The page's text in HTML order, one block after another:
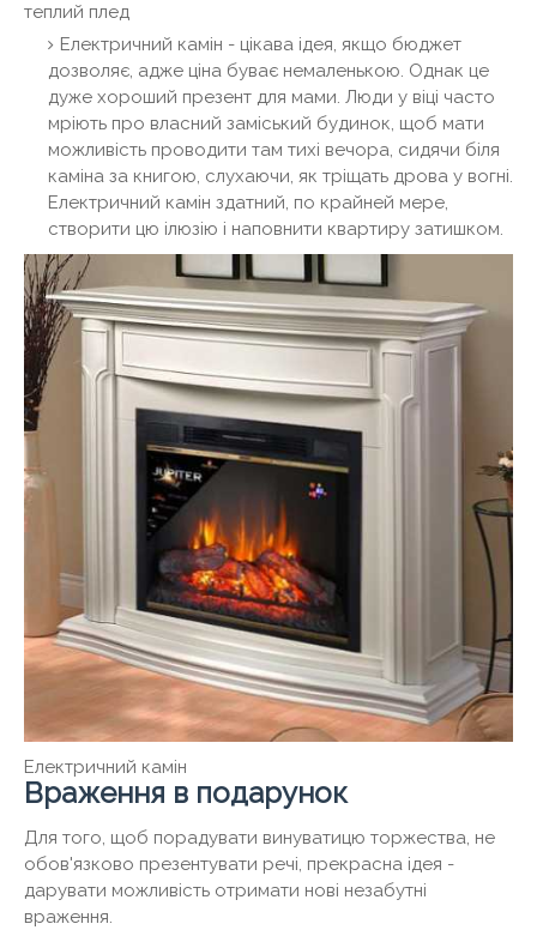
теплий плед
Електричний камін - цікава ідея, якщо бюджет
дозволяє, адже ціна буває немаленькою. Однак це
дуже хороший презент для мами. Люди у віці часто
мріють про власний заміський будинок, щоб мати
можливість проводити там тихі вечора, сидячи біля
каміна за книгою, слухаючи, як тріщать дрова у вогні.
Електричний камін здатний, по крайней мере,
створити цю ілюзію і наповнити квартиру затишком.
Електричний камін
Враження в подарунок
Для того, щоб порадувати винуватицю торжества, не
обов'язково презентувати речі, прекрасна ідея -
дарувати можливість отримати нові незабутні
враження.